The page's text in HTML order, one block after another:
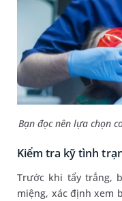
Bạn đọc nên lựa chọn
Kiểm tra kỹ tình
Trước khi tẩy trắng,
miệng, xác định xem